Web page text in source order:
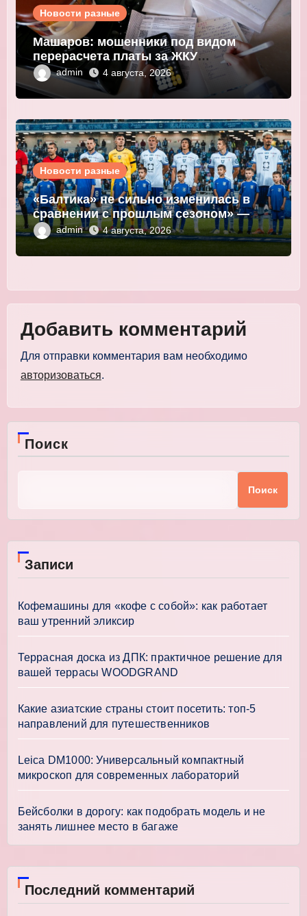
Новости разные
Машаров: мошенники под видом
перерасчета платы за ЖКУ
выманивают персональные данные
admin 4 августа, 2026
Новости разные
«Балтика» не сильно изменилась в
сравнении с прошлым сезоном» —
Морadmin 4 августа, 2026
Добавить комментарий
Для отправки комментария вам необходимо
авторизоваться.
Поиск
Поиск
Записи
Кофемашины для «кофе с собой»: как работает
ваш утренний эликсир
Террасная доска из ДПК: практичное решение для
вашей террасы WOODGRAND
Какие азиатские страны стоит посетить: топ-5
направлений для путешественников
Leica DM1000: Универсальный компактный
микроскоп для современных лабораторий
Бейсболки в дорогу: как подобрать модель и не
занять лишнее место в багаже
Последний комментарий